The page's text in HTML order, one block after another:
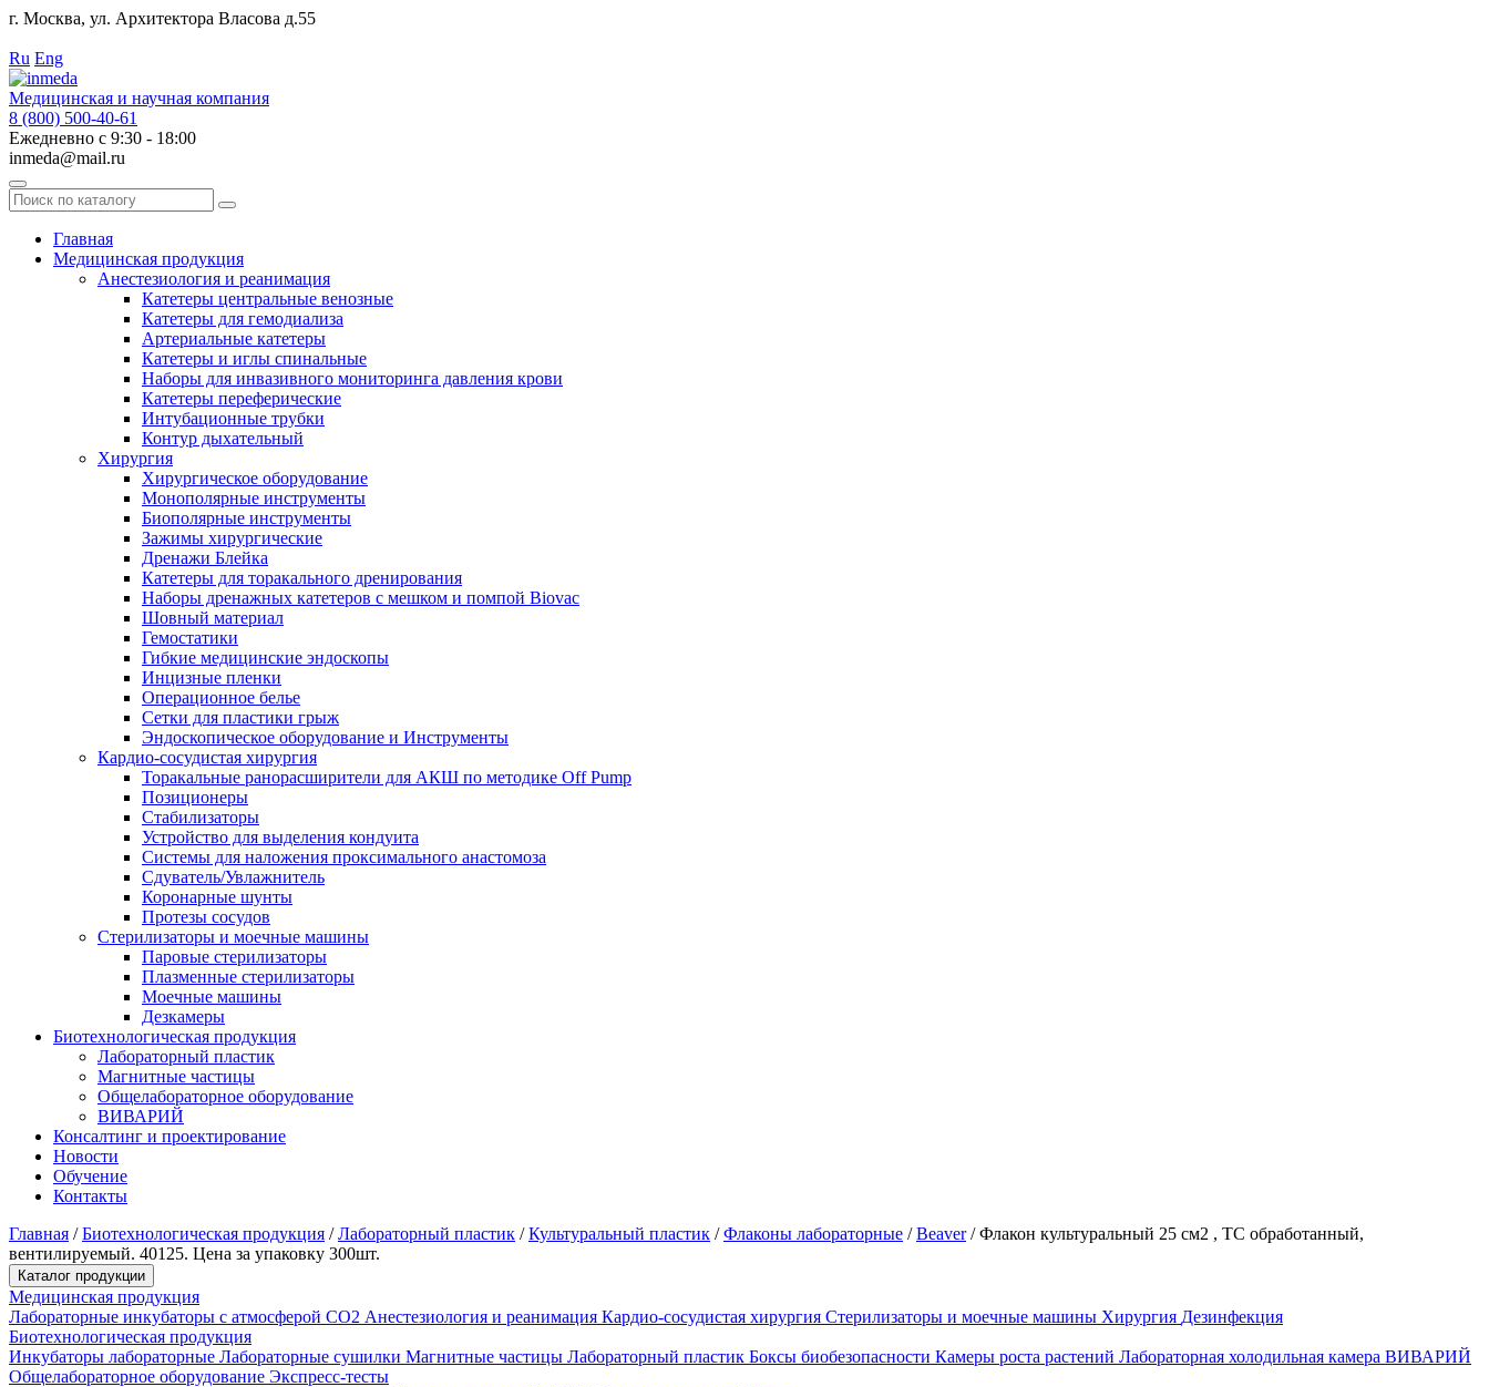
г. Москва, ул. Архитектора Власова д.55
Ru Eng
Медицинская и научная компания
8 (800) 500-40-61
Ежедневно с 9:30 - 18:00
inmeda@mail.ru
Поиск
по
каталогуГлавная
Медицинская продукция
Анестезиология и реанимация
Катетеры центральные венозные
Катетеры для гемодиализа
Артериальные катетеры
Катетеры и иглы спинальные
Наборы для инвазивного мониторинга давления крови
Катетеры переферические
Интубационные трубки
Контур дыхательный
Хирургия
Хирургическое оборудование
Монополярные инструменты
Биополярные инструменты
Зажимы хирургические
Дренажи Блейка
Катетеры для торакального дренирования
Наборы дренажных катетеров с мешком и помпой Biovac
Шовный материал
Гемостатики
Гибкие медицинские эндоскопы
Инцизные пленки
Операционное белье
Сетки для пластики грыж
Эндоскопическое оборудование и Инструменты
Кардио-сосудистая хирургия
Торакальные ранорасширители для АКШ по методике Off Pump
Позиционеры
Стабилизаторы
Устройство для выделения кондуита
Системы для наложения проксимального анастомоза
Сдуватель/Увлажнитель
Коронарные шунты
Протезы сосудов
Стерилизаторы и моечные машины
Паровые стерилизаторы
Плазменные стерилизаторы
Моечные машины
Дезкамеры
Биотехнологическая продукция
Лабораторный пластик
Магнитные частицы
Общелабораторное оборудование
ВИВАРИЙ
Консалтинг и проектирование
Новости
Обучение
Контакты
Главная /Биотехнологическая продукция /Лабораторный пластик /Культуральный пластик /Флаконы лабораторные /Beaver/Флакон культуральный 25 см2 , TC обработанный,
вентилируемый. 40125. Цена за упаковку 300шт.
Каталог продукции
Медицинская продукция
Лабораторные инкубаторы с атмосферой CO2 Анестезиология и реанимация Кардио-сосудистая хирургия Стерилизаторы и моечные машины Хирургия Дезинфекция
Биотехнологическая продукция
Инкубаторы лабораторные Лабораторные сушилки Магнитные частицы Лабораторный пластик Боксы биобезопасности Камеры роста растений Лабораторная холодильная камера ВИВАРИЙ
Общелабораторное оборудование Экспресс-тесты